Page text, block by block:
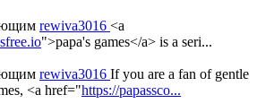
rewiva3016 <a
">papa's games</a> is a seri...
rewiva3016 If you are a fan of gentle
<a href="https://papassco...